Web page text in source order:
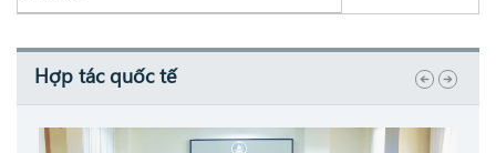
Hợp tác quốc tế